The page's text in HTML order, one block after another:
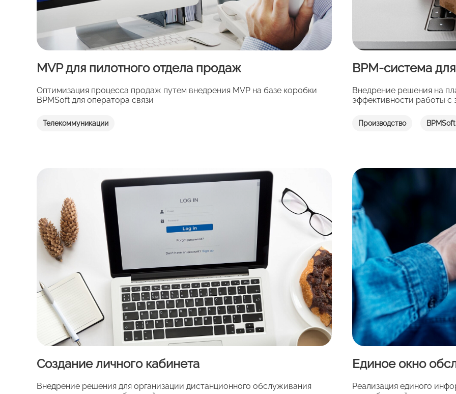
MVP для пилотного отдела продаж
Оптимизация процесса продаж путем внедрения MVP на базе коробки
BPMSoft для оператора связи
Телекоммуникации
BPM-система
Внедрение решения на
эффективности работы с
Производство BPMSoft
Создание личного кабинета
Внедрение решения для организации дистанционного обслуживания
Единое окно
Реализация единого